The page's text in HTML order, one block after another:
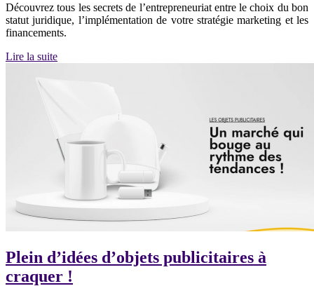
Découvrez tous les secrets de l’entrepreneuriat entre le choix du bon
statut juridique, l’implémentation de votre stratégie marketing et les
financements.
Lire la suite
Plein d’idées d’objets publicitaires à
craquer !